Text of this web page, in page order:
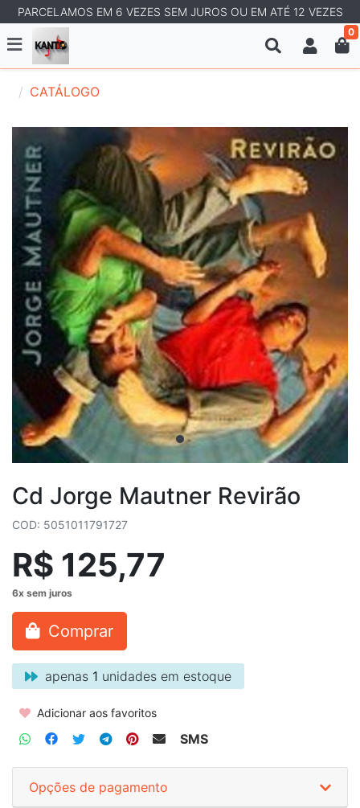
PARCELAMOS EM 6 VEZES SEM JUROS OU EM ATÉ 12 VEZES
0
CATÁLOGO
Cd Jorge Mautner Revirão
COD: 5051011791727
R$ 125,77
Comprar
apenas 1 unidades em estoque
Adicionar aos favoritos
SMS
Opções de pagamento